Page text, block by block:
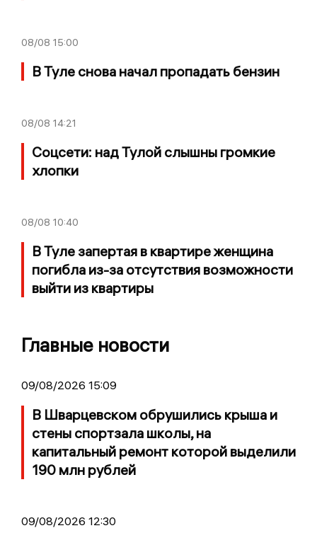
08/08 15:00
В Туле снова начал пропадать бензин
08/08 14:21
Соцсети: над Тулой слышны громкие
хлопки
08/08 10:40
В Туле запертая в квартире женщина
погибла из-за отсутствия возможности
выйти из квартиры
Главные новости
09/08/2026 15:09
В Шварцевском обрушились крыша и
стены спортзала школы, на
капитальный ремонт которой выделили
190 млн рублей
09/08/2026 12:30